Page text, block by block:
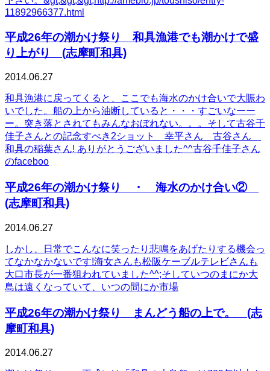
11892966377.html
平成26年の潮かけ祭り 和具漁港でも潮かけで盛
り上がり (志摩町和具)
2014.06.27
和具漁港に戻ってくると、ここでも海水のかけ合いで大賑わ
いでした。船の上から油断していると・・・すごいなーー
ー。突き落とされてもみんなおぼれない。。。そして古谷千
佳子さんとの記念すべき2ショット 幸平さん 古谷さん
和具の稲葉さん! ありがとうございました^^古谷千佳子さん
のfaceboo
平成26年の潮かけ祭り ・ 海水のかけ合い②
(志摩町和具)
2014.06.27
しかし、日常でこんなに笑ったり悲鳴をあげたりする機会っ
てなかなかないです!海女さんも松阪ケーブルテレビさんも
大口市長が一番狙われていました^^;そしていつのまにか大
島は遠くなっていて、いつの間にか市場
平成26年の潮かけ祭り まんどう船の上で。 (志
摩町和具)
2014.06.27